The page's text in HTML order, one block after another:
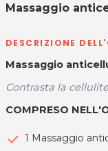
Massaggio
DESCRIZIONE
Massaggio
Contrasta la
COMPRESO
1 Massaggio